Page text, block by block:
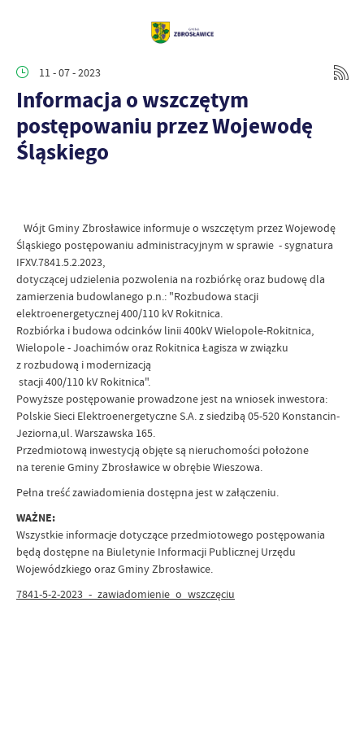
11 - 07 - 2023
Informacja o wszczętym
postępowaniu przez Wojewodę
Śląskiego
Wójt Gminy Zbrosławice informuje o wszczętym przez Wojewodę
Śląskiego postępowaniu administracyjnym w sprawie - sygnatura
IFXV.7841.5.2.2023,
dotyczącej udzielenia pozwolenia na rozbiórkę oraz budowę dla
zamierzenia budowlanego p.n.: "Rozbudowa stacji
elektroenergetycznej 400/110 kV Rokitnica.
Rozbiórka i budowa odcinków linii 400kV Wielopole-Rokitnica,
Wielopole - Joachimów oraz Rokitnica Łagisza w związku
z rozbudową i modernizacją
stacji 400/110 kV Rokitnica".
Powyższe postępowanie prowadzone jest na wniosek inwestora:
Polskie Sieci Elektroenergetyczne S.A. z siedzibą 05-520 Konstancin-
Jeziorna,ul. Warszawska 165.
Przedmiotową inwestycją objęte są nieruchomości położone
na terenie Gminy Zbrosławice w obrębie Wieszowa.
Pełna treść zawiadomienia dostępna jest w załączeniu.
WAŻNE:
Wszystkie informacje dotyczące przedmiotowego postępowania
będą dostępne na Biuletynie Informacji Publicznej Urzędu
Wojewódzkiego oraz Gminy Zbrosławice.
7841-5-2-2023_-_zawiadomienie_o_wszczęciu